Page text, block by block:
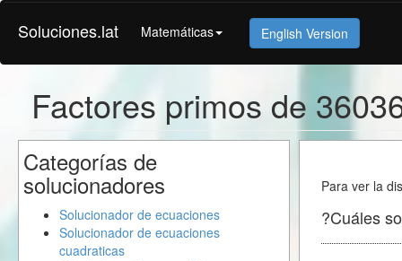
Soluciones.lat Matemáticas English Version
Factores primos de
Para ver la
?Cuáles
Categorías de
solucionadores
Solucionador de ecuaciones
Solucionador de ecuaciones
cuadraticas